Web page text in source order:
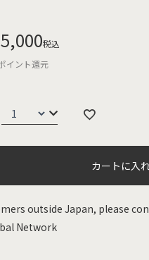
税込
イント還元
カートに入
outside Japan, please
Network